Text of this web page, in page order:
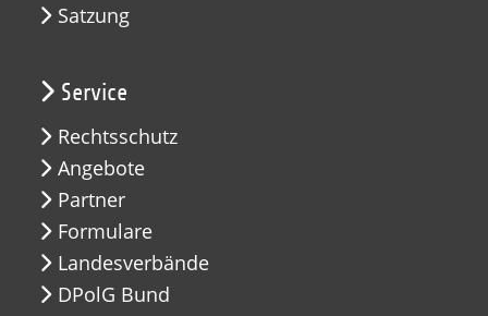
Satzung
Service
Rechtsschutz
Angebote
Partner
Formulare
Landesverbände
DPolG Bund